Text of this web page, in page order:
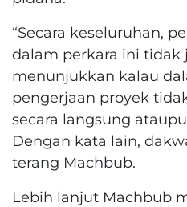
“Secara keseluruhan,
dalam perkara ini tidak
menunjukkan kalau
pengerjaan proyek
secara langsung
Dengan kata lain,
terang Machbub.
Lebih lanjut Machbub